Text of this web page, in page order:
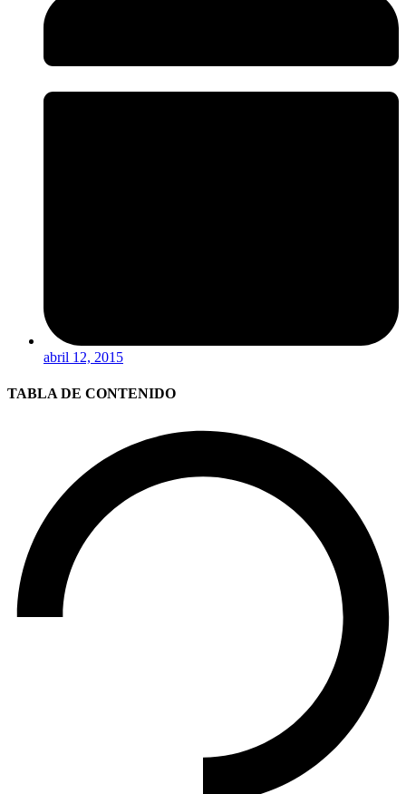
abril 12, 2015
TABLA DE CONTENIDO